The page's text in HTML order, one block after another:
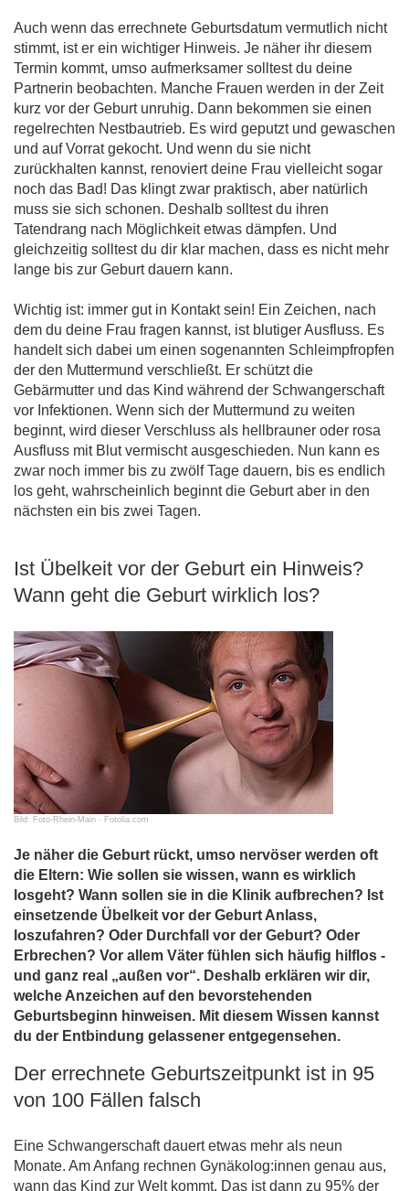
Auch wenn das errechnete Geburtsdatum vermutlich nicht
stimmt, ist er ein wichtiger Hinweis. Je näher ihr diesem
Termin kommt, umso aufmerksamer solltest du deine
Partnerin beobachten. Manche Frauen werden in der Zeit
kurz vor der Geburt unruhig. Dann bekommen sie einen
regelrechten Nestbautrieb. Es wird geputzt und gewaschen
und auf Vorrat gekocht. Und wenn du sie nicht
zurückhalten kannst, renoviert deine Frau vielleicht sogar
noch das Bad! Das klingt zwar praktisch, aber natürlich
muss sie sich schonen. Deshalb solltest du ihren
Tatendrang nach Möglichkeit etwas dämpfen. Und
gleichzeitig solltest du dir klar machen, dass es nicht mehr
lange bis zur Geburt dauern kann.
Wichtig ist: immer gut in Kontakt sein! Ein Zeichen, nach
dem du deine Frau fragen kannst, ist blutiger Ausfluss. Es
handelt sich dabei um einen sogenannten Schleimpfropfen
der den Muttermund verschließt. Er schützt die
Gebärmutter und das Kind während der Schwangerschaft
vor Infektionen. Wenn sich der Muttermund zu weiten
beginnt, wird dieser Verschluss als hellbrauner oder rosa
Ausfluss mit Blut vermischt ausgeschieden. Nun kann es
zwar noch immer bis zu zwölf Tage dauern, bis es endlich
los geht, wahrscheinlich beginnt die Geburt aber in den
nächsten ein bis zwei Tagen.
Ist Übelkeit vor der Geburt ein Hinweis?
Wann geht die Geburt wirklich los?
Bild: Foto-Rhein-Main - Fotolia.com
Je näher die Geburt rückt, umso nervöser werden oft
die Eltern: Wie sollen sie wissen, wann es wirklich
losgeht? Wann sollen sie in die Klinik aufbrechen? Ist
einsetzende Übelkeit vor der Geburt Anlass,
loszufahren? Oder Durchfall vor der Geburt? Oder
Erbrechen? Vor allem Väter fühlen sich häufig hilflos -
und ganz real „außen vor“. Deshalb erklären wir dir,
welche Anzeichen auf den bevorstehenden
Geburtsbeginn hinweisen. Mit diesem Wissen kannst
du der Entbindung gelassener entgegensehen.
Der errechnete Geburtszeitpunkt ist in 95
von 100 Fällen falsch
Eine Schwangerschaft dauert etwas mehr als neun
Monate. Am Anfang rechnen Gynäkolog:innen genau aus,
wann das Kind zur Welt kommt. Das ist dann zu 95% der